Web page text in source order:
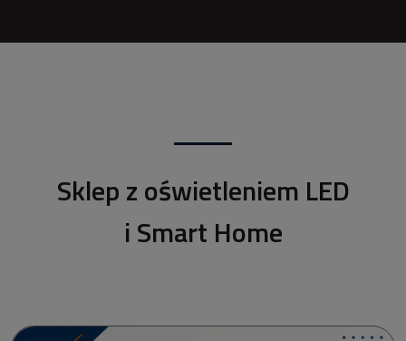
Sklep z oświetleniem LED
i Smart Home